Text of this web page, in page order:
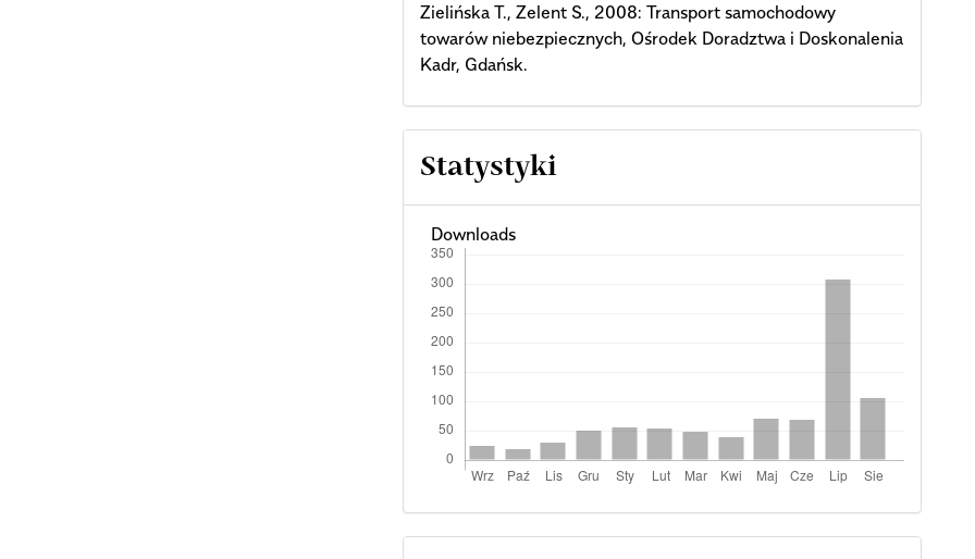
Zielińska T., Zelent S., 2008: Transport samochodowy
towarów niebezpiecznych, Ośrodek Doradztwa i Doskonalenia
Kadr, Gdańsk.
Statystyki
Downloads